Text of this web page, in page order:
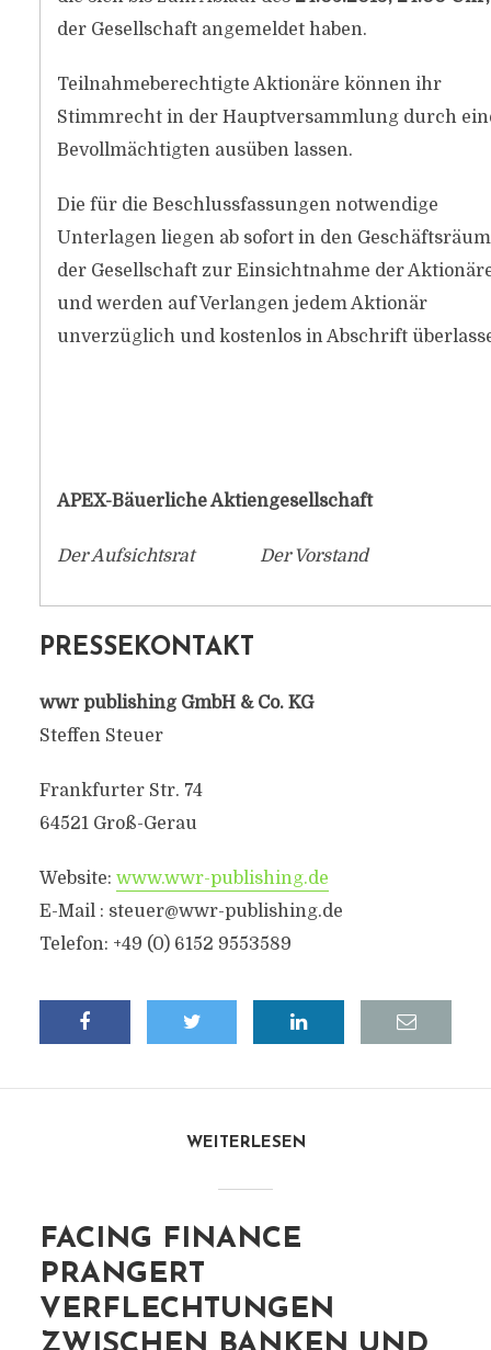
der Gesellschaft angemeldet haben.
Teilnahmeberechtigte Aktionäre können ihr
Stimmrecht in der Hauptversammlung durch
Bevollmächtigten ausüben lassen.
Die für die Beschlussfassungen notwendige
Unterlagen liegen ab sofort in den
der Gesellschaft zur Einsichtnahme der
und werden auf Verlangen jedem Aktionär
unverzüglich und kostenlos in Abschrift
APEX-Bäuerliche Aktiengesellschaft
Der Aufsichtsrat Der Vorstand
PRESSEKONTAKT
wwr publishing GmbH & Co. KG
Steffen Steuer
Frankfurter Str. 74
64521 Groß-Gerau
Website: www.wwr-publishing.de
E-Mail : steuer@wwr-publishing.de
Telefon: +49 (0) 6152 9553589
WEITERLESEN
FACING FINANCE
PRANGERT
VERFLECHTUNGEN